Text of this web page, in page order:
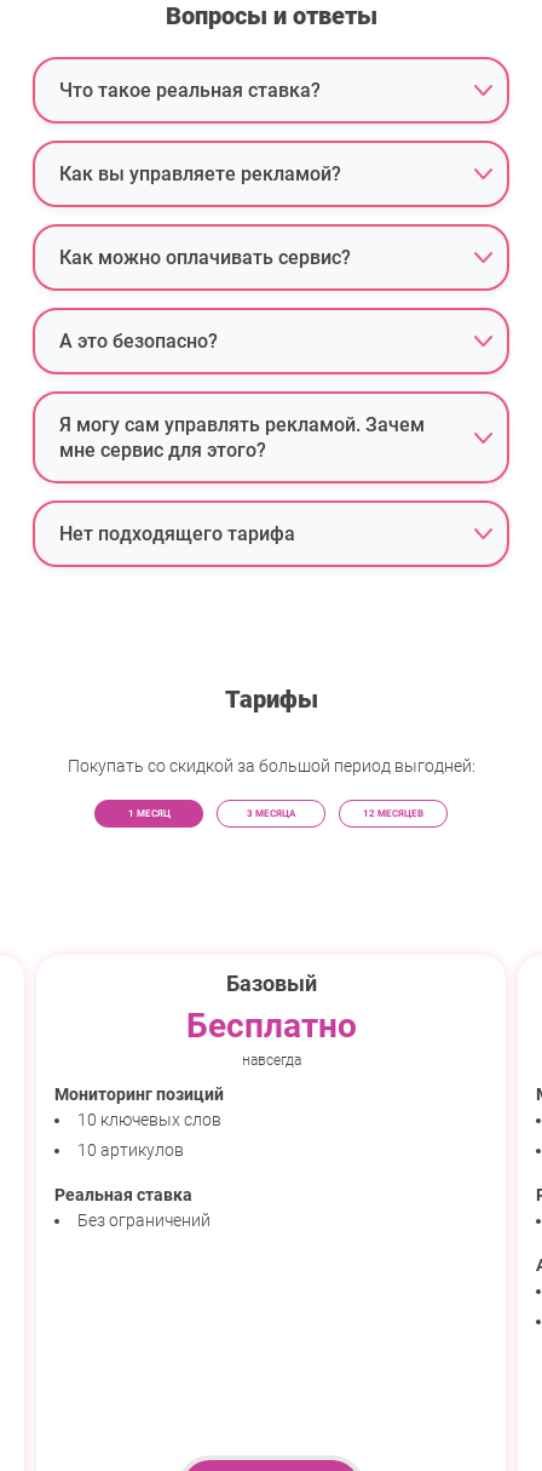
Вопросы и ответы
Что такое реальная ставка?
Как вы управляете рекламой?
Как можно оплачивать сервис?
А это безопасно?
Я могу сам управлять рекламой. Зачем
мне сервис для этого?
Нет подходящего тарифа
Тарифы
Покупать со скидкой за большой период выгодней:
1 МЕСЯЦ 3 МЕСЯЦА 12 МЕСЯЦЕВ
Базовый
Бесплатно
навсегда
Мониторинг позиций
10 ключевых слов
10 артикулов
Реальная ставка
Без ограничений